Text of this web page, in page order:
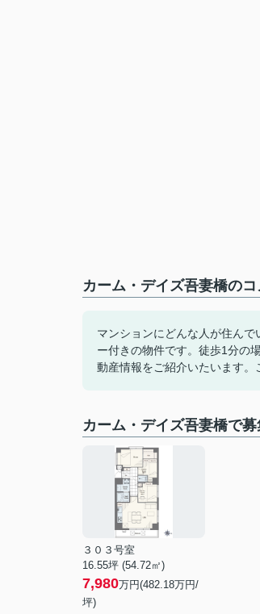
カーム・デイズ吾妻橋の
マンションにどんな人が住ん
ー付きの物件です。徒歩1分の
動産情報をご紹介いたいます。
カーム・デイズ吾妻橋で
３０３号室
16.55坪 (54.72㎡)
7,980万円(482.18万円/
坪)